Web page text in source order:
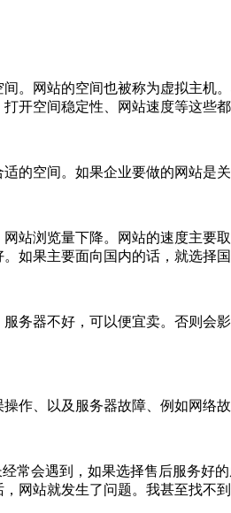
。网站的空间也被称为虚拟主机
开空间稳定性、网站速度等这些
的空间。如果企业要做的网站是
站浏览量下降。网站的速度主要
如果主要面向国内的话，就选择国
务器不好，可以便宜卖。否则会
作、以及服务器故障、例如网络
常会遇到，如果选择售后服务好
网站就发生了问题。我甚至找不